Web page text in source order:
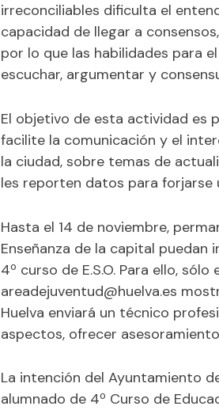
irreconciliables dificulta el
capacidad de llegar a
por lo que las habilidades para
escuchar, argumentar y
El objetivo de esta actividad es
facilite la comunicación y el
la ciudad, sobre temas de
les reporten datos para forjarse
Hasta el 14 de noviembre,
Enseñanza de la capital
4º curso de E.S.O. Para ello,
areadejuventud@huelva.es
Huelva enviará un técnico
aspectos, ofrecer
La intención del Ayuntamiento
alumnado de 4º Curso de